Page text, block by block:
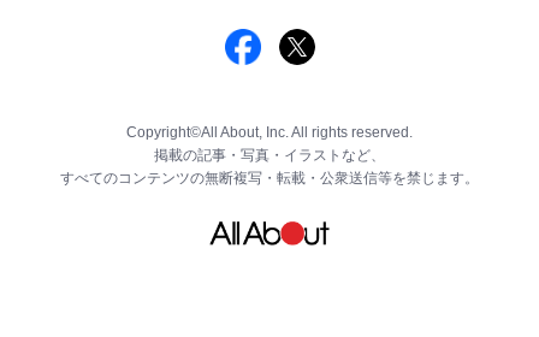
Copyright©All About, Inc. All rights reserved.
掲載の記事・写真・イラストなど、
すべてのコンテンツの無断複写・転載・公衆送信等を禁じます。